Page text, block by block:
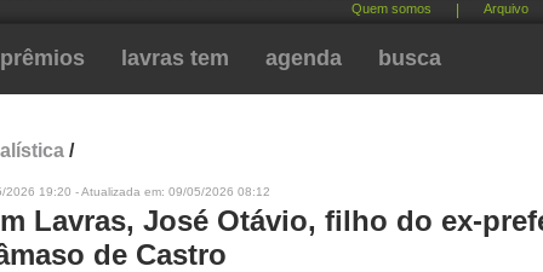
Quem somos Arquivo
prêmios lavras tem agenda busca
/
2026 19:20 - Atualizada em: 09/05/2026 08:12
Lavras, José Otávio, filho do ex-
de Castro